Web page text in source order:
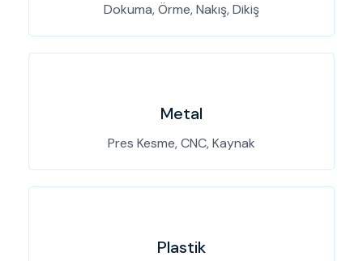
Dokuma, Örme, Nakış, Dikiş
Metal
Pres Kesme, CNC, Kaynak
Plastik